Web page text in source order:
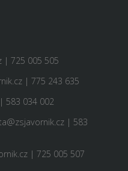
| 725 005 505
| 775 243 635
583 034 002
| 583
| 725 005 507